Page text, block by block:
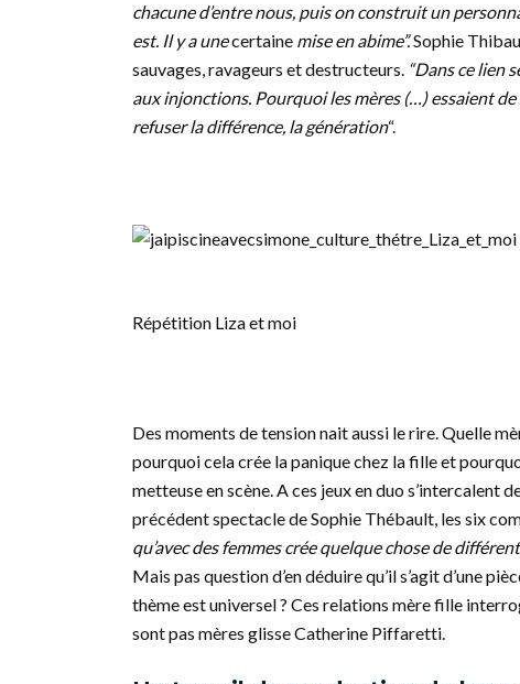
chacune d’entre nous, puis on construit un
est. Il y a unecertaine mise en abime”.Sophie
sauvages, ravageurs et destructeurs. “Dans ce lien
aux injonctions. Pourquoi les mères (…) essaient
refuser la différence, la génération“.
Répétition Liza et moi
Des moments de tension nait aussi le rire. Quelle
pourquoi cela crée la panique chez la fille et
metteuse en scène. A ces jeux en duo s’intercalent
précédent spectacle de Sophie Thébault, les six
qu’avec des femmes crée quelque chose de
Mais pas question d’en déduire qu’il s’agit d’une
thème est universel ? Ces relations mère fille
sont pas mères glisse Catherine Piffaretti.